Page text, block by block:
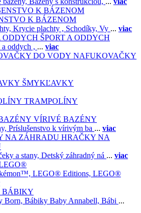
K BÁZENOM
Krycie plachty , Schodíky, Vy ... viac
ŠPORT A ODDYCH
oddych , ... viac
NAFUKOVAČKY
ŠMYKĽAVKY
TRAMPOLÍNY
VÍRIVÉ BAZÉNY
Príslušenstvo k vírivým ba ... viac
HRAČKY NA
a stany, Detský záhradný ná ... viac
LEGO® Editions, LEGO®
BÁBIKY
Born, Bábiky Baby Annabell, Bábi ...